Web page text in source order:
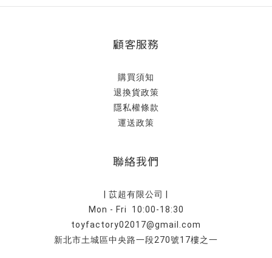
顧客服務
購買須知
退換貨政策
隱私權條款
運送政策
聯絡我們
| 苡超有限公司 |
Mon - Fri 10:00-18:30
toyfactory02017@gmail.com
新北市土城區中央路一段270號17樓之一